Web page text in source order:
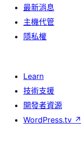
最新消息
主機代管
隱私權
Learn
技術支援
開發者資源
WordPress.tv ↗